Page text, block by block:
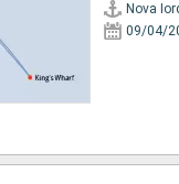
Nova
09/04/